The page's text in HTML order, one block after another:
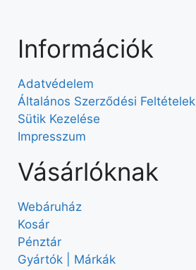
Információk
Adatvédelem
Általános Szerződési Feltételek
Sütik Kezelése
Impresszum
Vásárlóknak
Webáruház
Kosár
Pénztár
Gyártók | Márkák